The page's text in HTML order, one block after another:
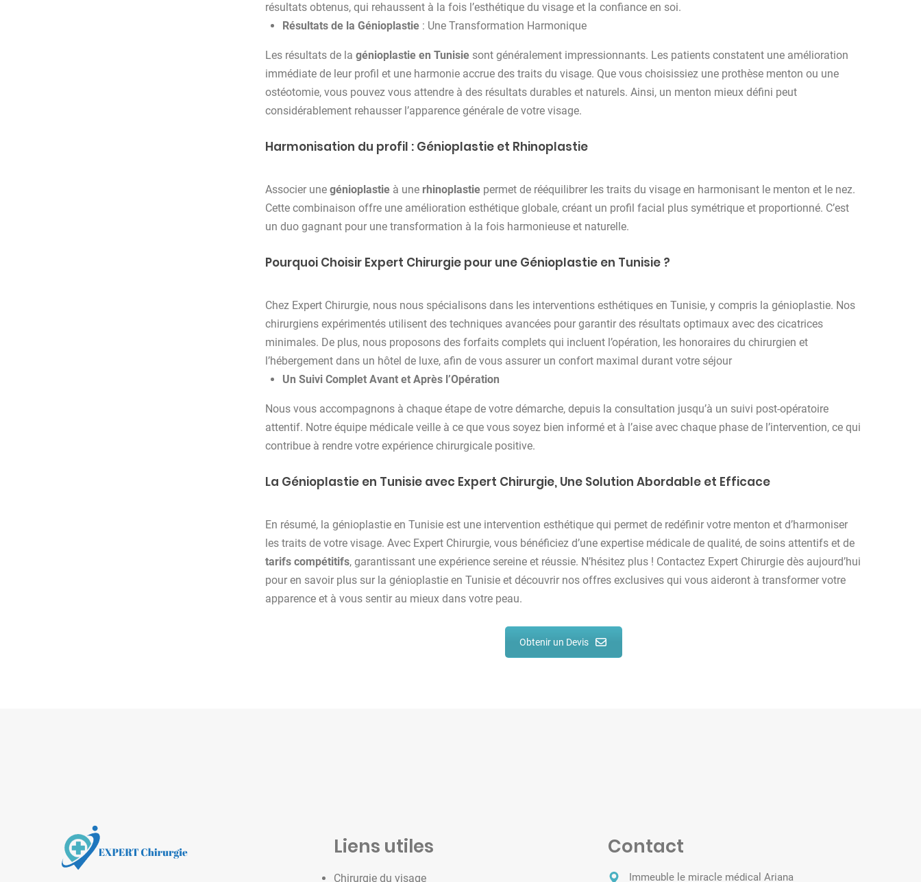
résultats obtenus, qui rehaussent à la fois l’esthétique du visage et la confiance en soi.
Résultats de la Génioplastie : Une Transformation Harmonique
Les résultats de la génioplastie en Tunisie sont généralement impressionnants. Les patients constatent une amélioration
immédiate de leur profil et une harmonie accrue des traits du visage. Que vous choisissiez une prothèse menton ou une
ostéotomie, vous pouvez vous attendre à des résultats durables et naturels. Ainsi, un menton mieux défini peut
considérablement rehausser l’apparence générale de votre visage.
Harmonisation du profil : Génioplastie et Rhinoplastie
Associer une génioplastie à une rhinoplastie permet de rééquilibrer les traits du visage en harmonisant le menton et le nez.
Cette combinaison offre une amélioration esthétique globale, créant un profil facial plus symétrique et proportionné. C’est
un duo gagnant pour une transformation à la fois harmonieuse et naturelle.
Pourquoi Choisir Expert Chirurgie pour une Génioplastie en Tunisie ?
Chez Expert Chirurgie, nous nous spécialisons dans les interventions esthétiques en Tunisie, y compris la génioplastie. Nos
chirurgiens expérimentés utilisent des techniques avancées pour garantir des résultats optimaux avec des cicatrices
minimales. De plus, nous proposons des forfaits complets qui incluent l’opération, les honoraires du chirurgien et
l’hébergement dans un hôtel de luxe, afin de vous assurer un confort maximal durant votre séjour
Un Suivi Complet Avant et Après l’Opération
Nous vous accompagnons à chaque étape de votre démarche, depuis la consultation jusqu’à un suivi post-opératoire
attentif. Notre équipe médicale veille à ce que vous soyez bien informé et à l’aise avec chaque phase de l’intervention, ce qui
contribue à rendre votre expérience chirurgicale positive.
La Génioplastie en Tunisie avec Expert Chirurgie, Une Solution Abordable et Efficace
En résumé, la génioplastie en Tunisie est une intervention esthétique qui permet de redéfinir votre menton et d’harmoniser
les traits de votre visage. Avec Expert Chirurgie, vous bénéficiez d’une expertise médicale de qualité, de soins attentifs et de
tarifs compétitifs, garantissant une expérience sereine et réussie. N’hésitez plus ! Contactez Expert Chirurgie dès aujourd’hui
pour en savoir plus sur la génioplastie en Tunisie et découvrir nos offres exclusives qui vous aideront à transformer votre
apparence et à vous sentir au mieux dans votre peau.
Obtenir un Devis
Liens utiles
Chirurgie du visage
Contact
Immeuble le miracle médical Ariana